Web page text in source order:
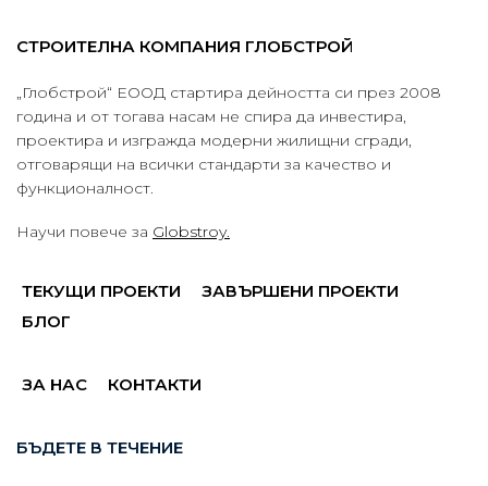
СТРОИТЕЛНА КОМПАНИЯ ГЛОБСТРОЙ
„Глобстрой“ ЕООД стартира дейността си през 2008
година и от тогава насам не спира да инвестира,
проектира и изгражда модерни жилищни сгради,
отговарящи на всички стандарти за качество и
функционалност.
Научи повече за Globstroy.
ТЕКУЩИ ПРОЕКТИ
ЗАВЪРШЕНИ ПРОЕКТИ
БЛОГ
ЗА НАС КОНТАКТИ
БЪДЕТЕ В ТЕЧЕНИЕ